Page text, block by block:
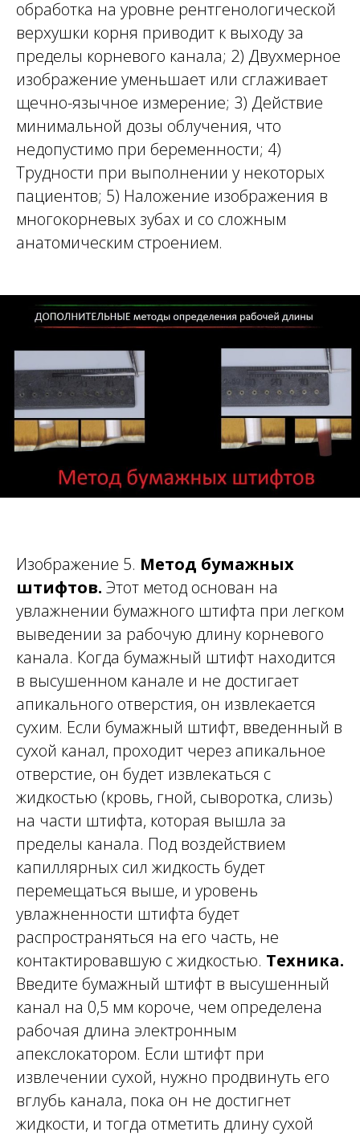
обработка на уровне рентгенологической
верхушки корня приводит к выходу за
пределы корневого канала; 2) Двухмерное
изображение уменьшает или сглаживает
щечно-язычное измерение; 3) Действие
минимальной дозы облучения, что
недопустимо при беременности; 4)
Трудности при выполнении у некоторых
пациентов; 5) Наложение изображения в
многокорневых зубах и со сложным
анатомическим строением.
Изображение 5. Метод бумажных
штифтов. Этот метод основан на
увлажнении бумажного штифта при легком
выведении за рабочую длину корневого
канала. Когда бумажный штифт находится
в высушенном канале и не достигает
апикального отверстия, он извлекается
сухим. Если бумажный штифт, введенный в
сухой канал, проходит через апикальное
отверстие, он будет извлекаться с
жидкостью (кровь, гной, сыворотка, слизь)
на части штифта, которая вышла за
пределы канала. Под воздействием
капиллярных сил жидкость будет
перемещаться выше, и уровень
увлажненности штифта будет
распространяться на его часть, не
контактировавшую с жидкостью. Техника.
Введите бумажный штифт в высушенный
канал на 0,5 мм короче, чем определена
рабочая длина электронным
апекслокатором. Если штифт при
извлечении сухой, нужно продвинуть его
вглубь канала, пока он не достигнет
жидкости, и тогда отметить длину сухой